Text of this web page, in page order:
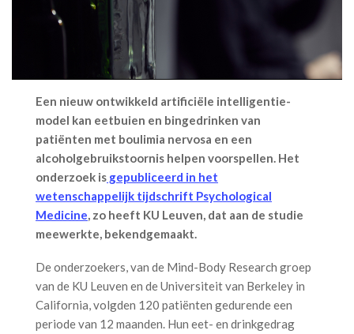
Een nieuw ontwikkeld artificiële intelligentie-
model kan eetbuien en bingedrinken van
patiënten met boulimia nervosa en een
alcoholgebruikstoornis helpen voorspellen. Het
onderzoek is gepubliceerd in het
wetenschappelijk tijdschrift Psychological
Medicine, zo heeft KU Leuven, dat aan de studie
meewerkte, bekendgemaakt.
De onderzoekers, van de Mind-Body Research groep
van de KU Leuven en de Universiteit van Berkeley in
California, volgden 120 patiënten gedurende een
periode van 12 maanden. Hun eet- en drinkgedrag